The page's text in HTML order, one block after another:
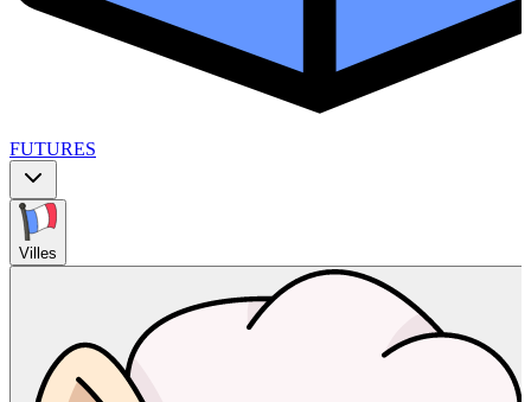
FUTURES
Villes